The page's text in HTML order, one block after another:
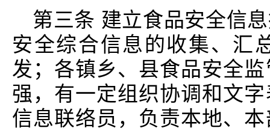
第三条 建立食品安全信
安全综合信息的收集、汇
发；各镇乡、县食品安全
强，有一定组织协调和文
信息联络员，负责本地、